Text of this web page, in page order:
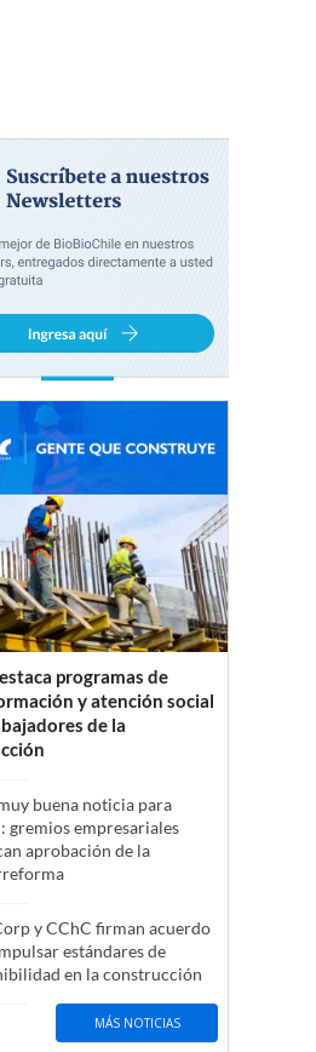
programas de
y atención social
de la
buena noticia para
gremios empresariales
aprobación de la
y CChC firman acuerdo
estándares de
en la construcción
MÁS NOTICIAS